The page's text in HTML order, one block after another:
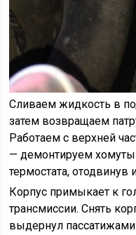
Сливаем жидкость в
затем возвращаем
Работаем с верхней
— демонтируем хомуты
термостата, отодвинув
Корпус примыкает к
трансмиссии. Снять
выдернул